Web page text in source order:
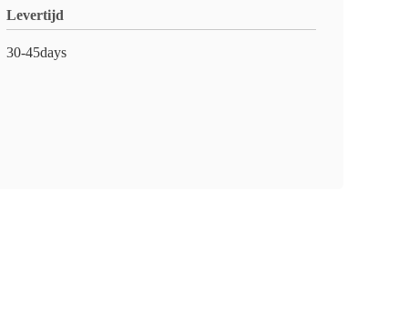
Levertijd
30-45days